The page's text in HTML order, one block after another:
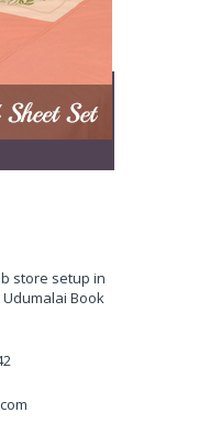
store setup in
Book